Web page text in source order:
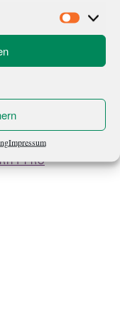
Impressum
PRO